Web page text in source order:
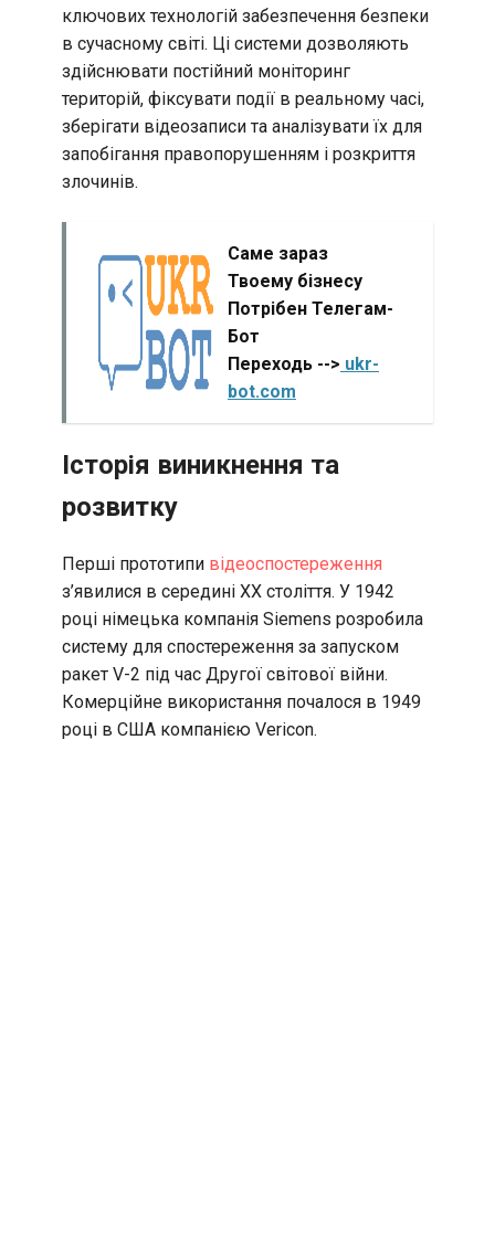
ключових технологій забезпечення безпеки
в сучасному світі. Ці системи дозволяють
здійснювати постійний моніторинг
територій, фіксувати події в реальному часі,
зберігати відеозаписи та аналізувати їх для
запобігання правопорушенням і розкриття
злочинів.
Саме зараз
Твоему бізнесу
Потрібен Телегам-
Бот
Переходь --> ukr-
bot.com
Історія виникнення та
розвитку
Перші прототипи відеоспостереження
з’явилися в середині XX століття. У 1942
році німецька компанія Siemens розробила
систему для спостереження за запуском
ракет V-2 під час Другої світової війни.
Комерційне використання почалося в 1949
році в США компанією Vericon.